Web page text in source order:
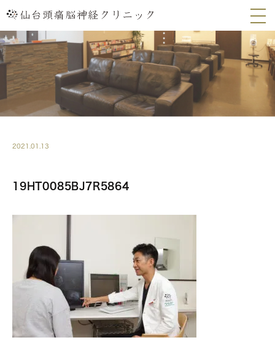
2021.01.13
19HT0085BJ7R5864